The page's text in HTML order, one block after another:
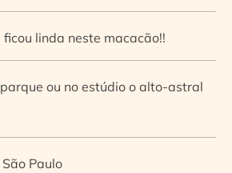
linda neste macacão!!
ou no estúdio o alto-astral
Paulo